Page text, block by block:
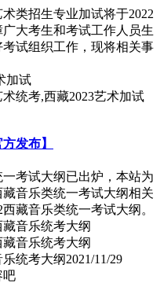
类招生专业加试将于2022
大考生和考试工作人员生
试组织工作，现将相关事
术统考,西藏2023艺术加试
发布】
一考试大纲已出炉，本站为
音乐类统一考试大纲相关
藏音乐类统一考试大纲。
乐统考大纲2021/11/29
吧